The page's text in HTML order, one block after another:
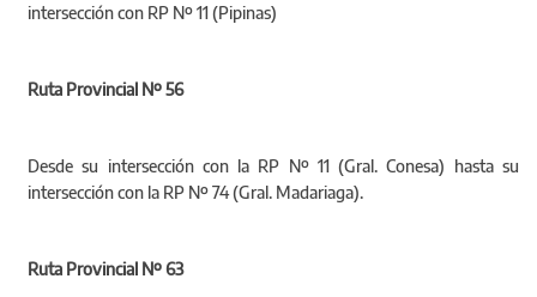
intersección con RP Nº 11 (Pipinas)
Ruta Provincial Nº 56
Desde su intersección con la RP Nº 11 (Gral. Conesa) hasta su
intersección con la RP Nº 74 (Gral. Madariaga).
Ruta Provincial Nº 63